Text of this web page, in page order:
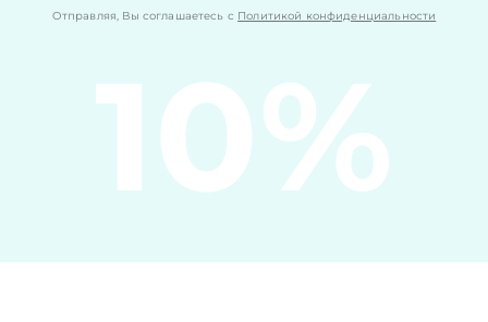
Отправляя, Вы соглашаетесь с Политикой конфиденциальности
10%